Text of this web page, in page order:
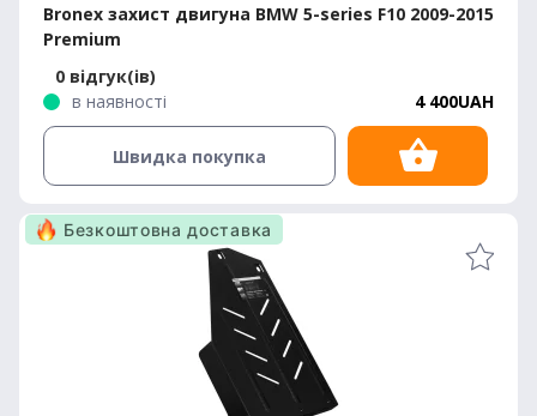
Bronex захист двигуна BMW 5-series F10 2009-2015
Premium
0 відгук(ів)
в наявності
4 400UAH
Швидка покупка
Безкоштовна доставка